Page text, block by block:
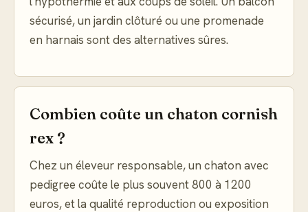
sécurisé, un jardin clôturé ou une promenade
en harnais sont des alternatives sûres.
Combien coûte un chaton cornish
rex ?
Chez un éleveur responsable, un chaton avec
pedigree coûte le plus souvent 800 à 1200
euros, et la qualité reproduction ou exposition